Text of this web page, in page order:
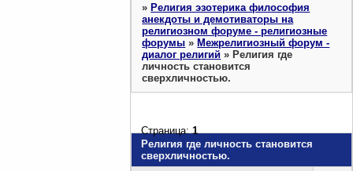
»Религия эзотерика философия
анекдоты и демотиваторы на
религиозном форуме - религиозные
форумы »Межрелигиозный форум -
диалог религий »Религия где
личность становится
сверхличностью.
Религия где личность становится
сверхличностью.
Страница:1